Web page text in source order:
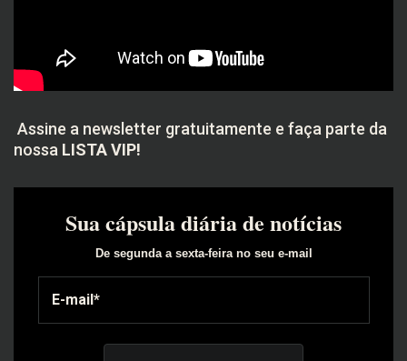
Assine a newsletter gratuitamente e faça parte da
nossa LISTA VIP!
Sua cápsula diária de notícias
De segunda a sexta-feira no seu e-mail